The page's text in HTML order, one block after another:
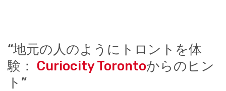
“地元の人のようにトロントを体
験： Curiocity Torontoからのヒン
ト”